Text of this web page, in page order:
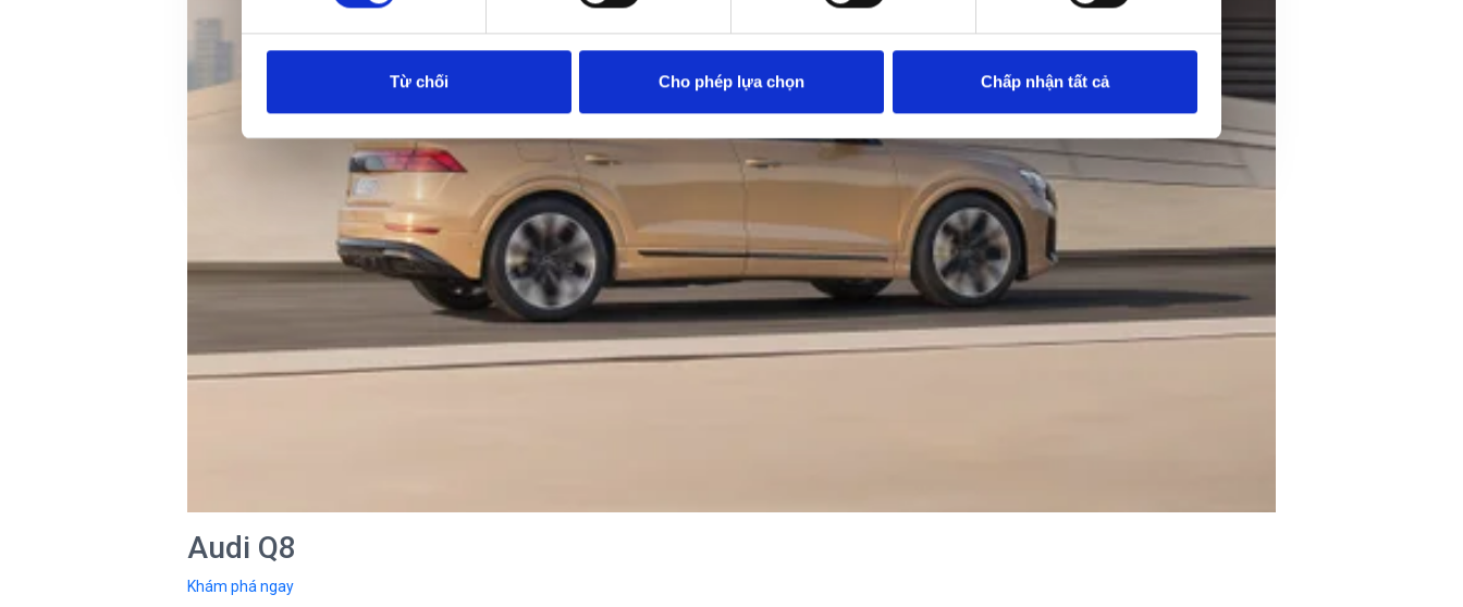
Từ chối Cho phép lựa chọn Chấp nhận tất cả
Audi Q8
Khám phá ngay